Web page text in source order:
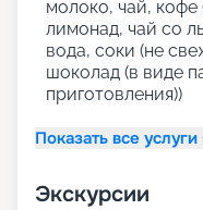
молоко, чай,
лимонад, чай со
вода, соки (не
шоколад (в виде
приготовления))
Показать все услуги
Экскурсии